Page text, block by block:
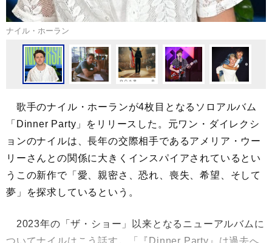
ナイル・ホーラン
歌手のナイル・ホーランが4枚目となるソロアルバム
「Dinner Party」をリリースした。元ワン・ダイレクシ
ョンのナイルは、長年の交際相手であるアメリア・ウー
リーさんとの関係に大きくインスパイアされているとい
うこの新作で「愛、親密さ、恐れ、喪失、希望、そして
夢」を探求しているという。
2023年の「ザ・ショー」以来となるニューアルバムに
ついてナイルはこう話す。「『Dinner Party』は過去へ